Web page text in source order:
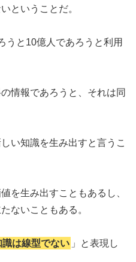
ということだ。
うと10億人であろうと利用
情報であろうと、それは同
い知識を生み出すと言うこ
を生み出すこともあるし、
ないこともある。
識は線型でない 」と表現し